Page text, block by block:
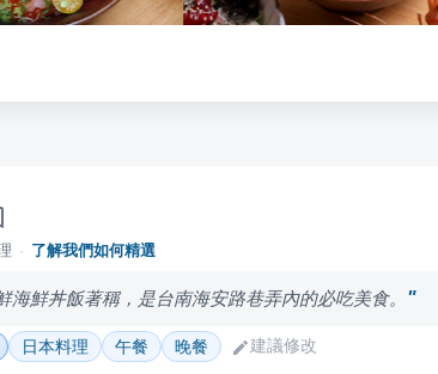
· 了解我們如何精選
鮮丼飯著稱，是台南海安路巷弄內的必吃美食。
日本料理 午餐 晚餐 建議修改